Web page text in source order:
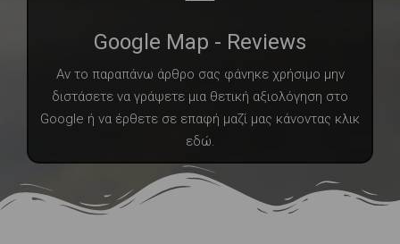
Google Map - Reviews
Αν το παραπάνω άρθρο σας φάνηκε χρήσιμο μην
διστάσετε να γράψετε μια θετική αξιολόγηση στο
Google ή να έρθετε σε επαφή μαζί μας κάνοντας κλικ
εδώ.